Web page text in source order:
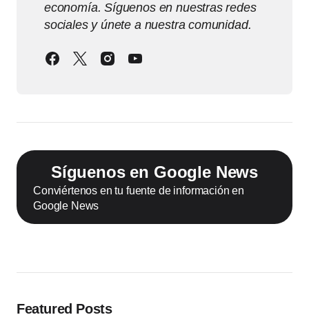
economía. Síguenos en nuestras redes
sociales y únete a nuestra comunidad.
Síguenos en Google News
Conviértenos en tu fuente de información en
Google News
Featured Posts